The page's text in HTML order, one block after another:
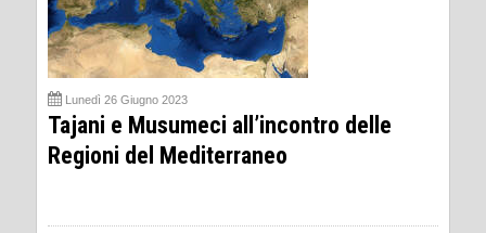
Lunedì 26 Giugno 2023
Tajani e Musumeci all’incontro delle
Regioni del Mediterraneo